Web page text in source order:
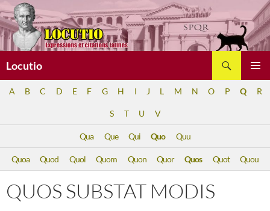
Aller
au
contenu
Locutio
A B C D E F G H I J L M N O P Q R
S T U V
Qua Que Qui Quo Quu
Quoa Quod Quol Quom Quon Quor Quos Quot Quou
QUOS SUBSTAT MODIS